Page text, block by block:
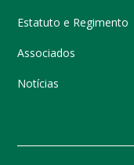
Estatuto e Regimento
Associados
Notícias